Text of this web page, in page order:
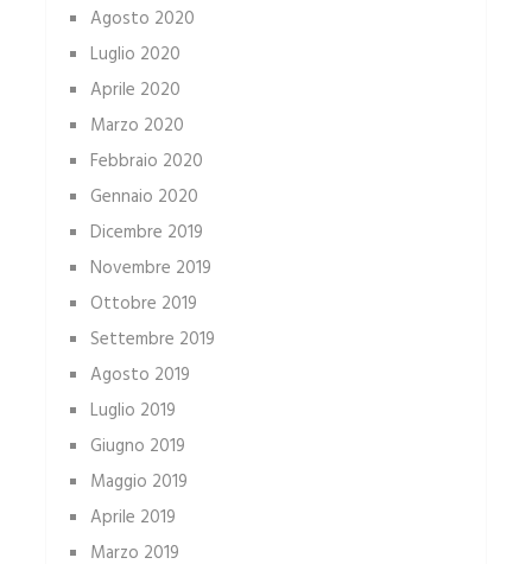
Agosto 2020
Luglio 2020
Aprile 2020
Marzo 2020
Febbraio 2020
Gennaio 2020
Dicembre 2019
Novembre 2019
Ottobre 2019
Settembre 2019
Agosto 2019
Luglio 2019
Giugno 2019
Maggio 2019
Aprile 2019
Marzo 2019